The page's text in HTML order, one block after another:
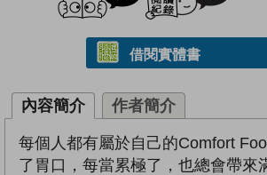
借閱實體書
內容簡介 作者簡介
每個人都有屬於自己的Comfort
了胃口，每當累極了，也總會帶來